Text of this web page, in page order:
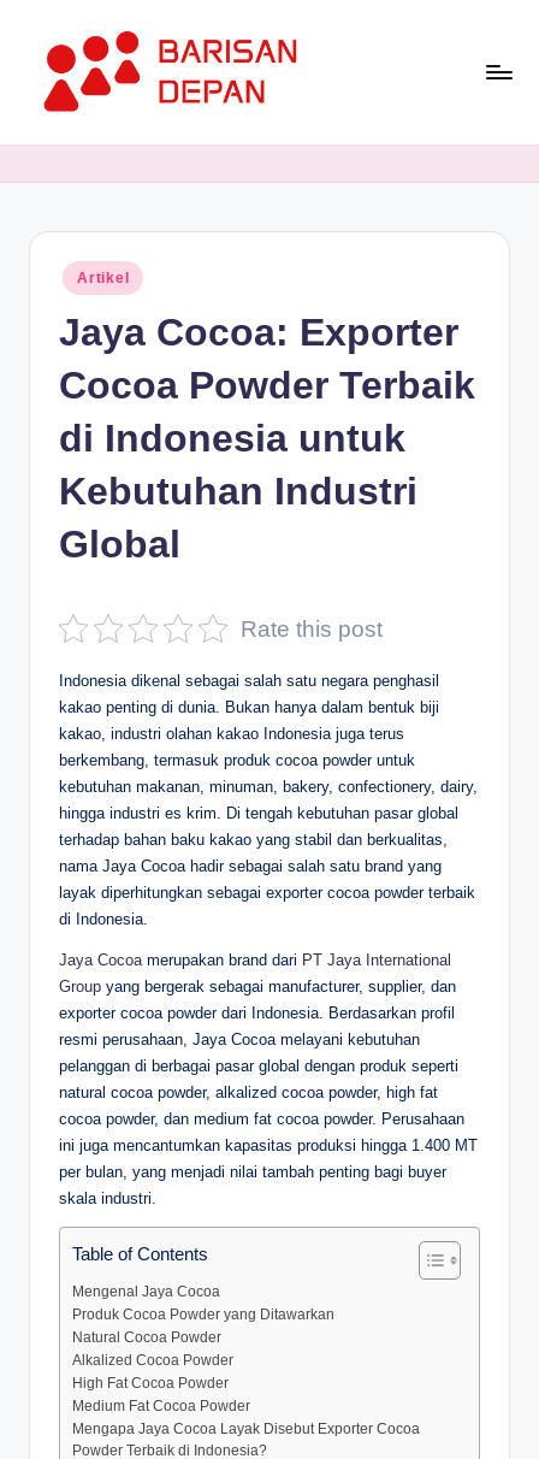
content
B
Terupdate
Posted
in
Artikel
Jaya Cocoa: Exporter
Cocoa Powder Terbaik
di Indonesia untuk
Kebutuhan Industri
Global
Rate this post
Indonesia dikenal sebagai salah satu negara penghasil
kakao penting di dunia. Bukan hanya dalam bentuk biji
kakao, industri olahan kakao Indonesia juga terus
berkembang, termasuk produk cocoa powder untuk
kebutuhan makanan, minuman, bakery, confectionery, dairy,
hingga industri es krim. Di tengah kebutuhan pasar global
terhadap bahan baku kakao yang stabil dan berkualitas,
nama Jaya Cocoa hadir sebagai salah satu brand yang
layak diperhitungkan sebagai exporter cocoa powder terbaik
di Indonesia.
Jaya Cocoa merupakan brand dari PT Jaya International
Group yang bergerak sebagai manufacturer, supplier, dan
exporter cocoa powder dari Indonesia. Berdasarkan profil
resmi perusahaan, Jaya Cocoa melayani kebutuhan
pelanggan di berbagai pasar global dengan produk seperti
natural cocoa powder, alkalized cocoa powder, high fat
cocoa powder, dan medium fat cocoa powder. Perusahaan
ini juga mencantumkan kapasitas produksi hingga 1.400 MT
per bulan, yang menjadi nilai tambah penting bagi buyer
skala industri.
Table of Contents
Mengenal Jaya Cocoa
Produk Cocoa Powder yang Ditawarkan
Natural Cocoa Powder
Alkalized Cocoa Powder
High Fat Cocoa Powder
Medium Fat Cocoa Powder
Mengapa Jaya Cocoa Layak Disebut Exporter Cocoa
Powder Terbaik di Indonesia?